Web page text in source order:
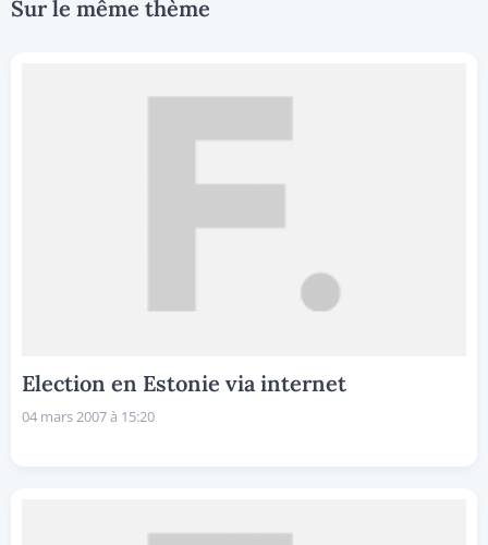
Sur le même thème
Election en Estonie via internet
04 mars 2007 à 15:20